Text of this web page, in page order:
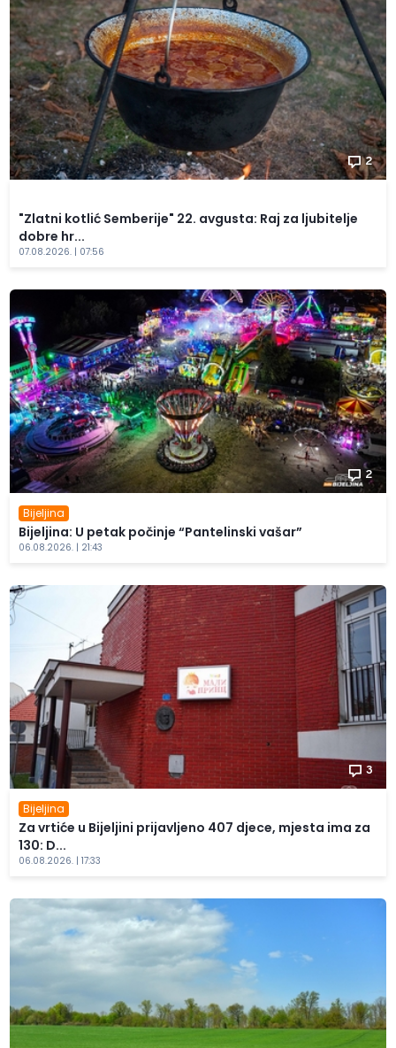
2
"Zlatni kotlić Semberije" 22. avgusta: Raj za ljubitelje
dobre hr...
07.08.2026. | 07:56
2
Bijeljina
Bijeljina: U petak počinje “Pantelinski vašar”
06.08.2026. | 21:43
3
Bijeljina
Za vrtiće u Bijeljini prijavljeno 407 djece, mjesta ima za
130: D...
06.08.2026. | 17:33